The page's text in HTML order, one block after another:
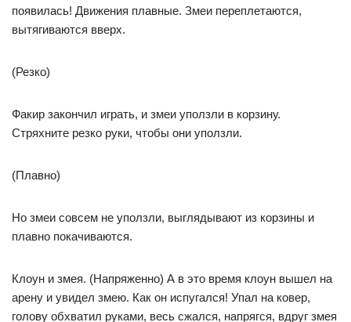
появилась! Движения плавные. Змеи переплетаются,
вытягиваются вверх.
(Резко)
Факир закончил играть, и змеи уползли в корзину.
Стряхните резко руки, чтобы они уползли.
(Плавно)
Но змеи совсем не уползли, выглядывают из корзины и
плавно покачиваются.
Клоун и змея. (Напряженно) А в это время клоун вышел на
арену и увидел змею. Как он испугался! Упал на ковер,
голову обхватил руками, весь сжался, напрягся, вдруг змея